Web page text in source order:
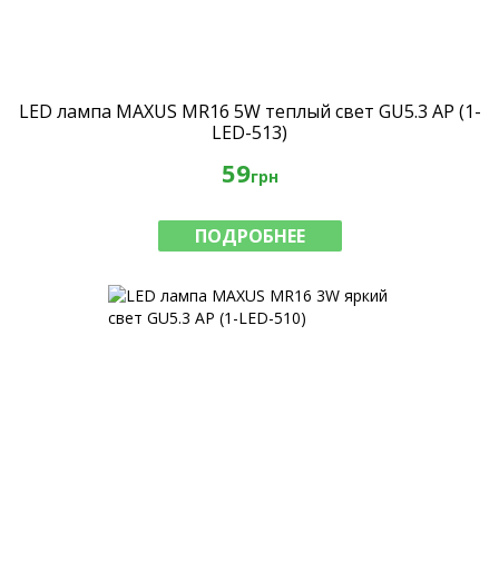
LED лампа MAXUS MR16 5W теплый свет GU5.3 AP (1-
LED-513)
59грн
ПОДРОБНЕЕ